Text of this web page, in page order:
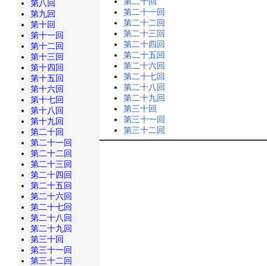
第二十一回
第二十二回
第二十三回
第二十四回
第二十五回
第二十六回
第二十七回
第二十八回
第二十九回
第三十回
第三十一回
第三十二回
第八回
第九回
第十回
第十一回
第十二回
第十三回
第十四回
第十五回
第十六回
第十七回
第十八回
第十九回
第二十回
第二十一回
第二十二回
第二十三回
第二十四回
第二十五回
第二十六回
第二十七回
第二十八回
第二十九回
第三十回
第三十一回
第三十二回